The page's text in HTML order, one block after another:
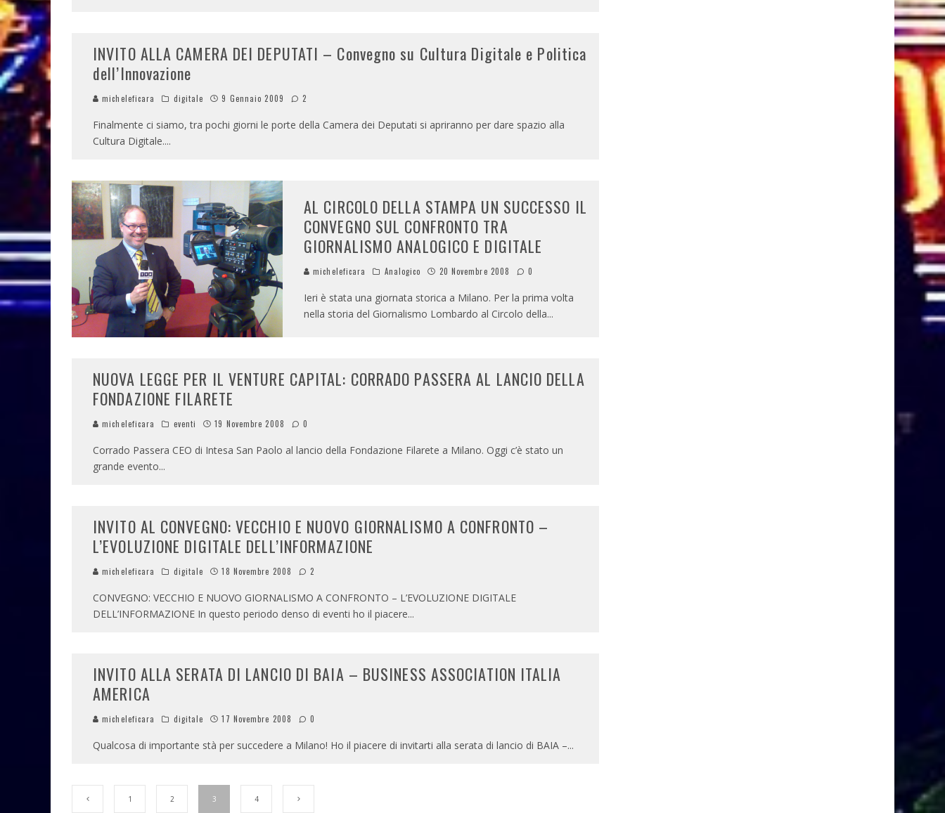
INVITO ALLA CAMERA DEI DEPUTATI – Convegno su Cultura Digitale e Politica
dell’Innovazione
micheleficara digitale 9 Gennaio 2009 2
Finalmente ci siamo, tra pochi giorni le porte della Camera dei Deputati si apriranno per dare spazio alla
Cultura Digitale....
AL CIRCOLO DELLA STAMPA UN SUCCESSO IL
CONVEGNO SUL CONFRONTO TRA
GIORNALISMO ANALOGICO E DIGITALE
micheleficara Analogico 20 Novembre 2008 0
Ieri è stata una giornata storica a Milano. Per la prima volta
nella storia del Giornalismo Lombardo al Circolo della...
NUOVA LEGGE PER IL VENTURE CAPITAL: CORRADO PASSERA AL LANCIO DELLA
FONDAZIONE FILARETE
micheleficara eventi 19 Novembre 2008 0
Corrado Passera CEO di Intesa San Paolo al lancio della Fondazione Filarete a Milano. Oggi c’è stato un
grande evento...
INVITO AL CONVEGNO: VECCHIO E NUOVO GIORNALISMO A CONFRONTO –
L’EVOLUZIONE DIGITALE DELL’INFORMAZIONE
micheleficara digitale 18 Novembre 2008 2
CONVEGNO: VECCHIO E NUOVO GIORNALISMO A CONFRONTO – L’EVOLUZIONE DIGITALE
DELL’INFORMAZIONE In questo periodo denso di eventi ho il piacere...
INVITO ALLA SERATA DI LANCIO DI BAIA – BUSINESS ASSOCIATION ITALIA
AMERICA
micheleficara digitale 17 Novembre 2008 0
Qualcosa di importante stà per succedere a Milano! Ho il piacere di invitarti alla serata di lancio di BAIA –...
1 2 3 4